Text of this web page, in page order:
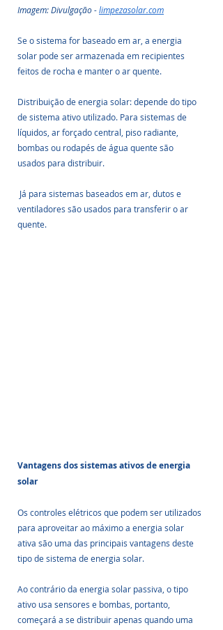
Imagem: Divulgação - limpezasolar.com
Se o sistema for baseado em ar, a energia
solar pode ser armazenada em recipientes
feitos de rocha e manter o ar quente.
Distribuição de energia solar: depende do tipo
de sistema ativo utilizado. Para sistemas de
líquidos, ar forçado central, piso radiante,
bombas ou rodapés de água quente são
usados ​​para distribuir.
ventiladores são usados ​​para transferir o ar
quente.
Vantagens dos sistemas ativos de energia
solar
Os controles elétricos que podem ser utilizados
para aproveitar ao máximo a energia solar
ativa são uma das principais vantagens deste
tipo de sistema de energia solar.
Ao contrário da energia solar passiva, o tipo
ativo usa sensores e bombas, portanto,
começará a se distribuir apenas quando uma